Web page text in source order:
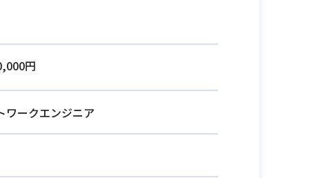
円
ワークエンジニア